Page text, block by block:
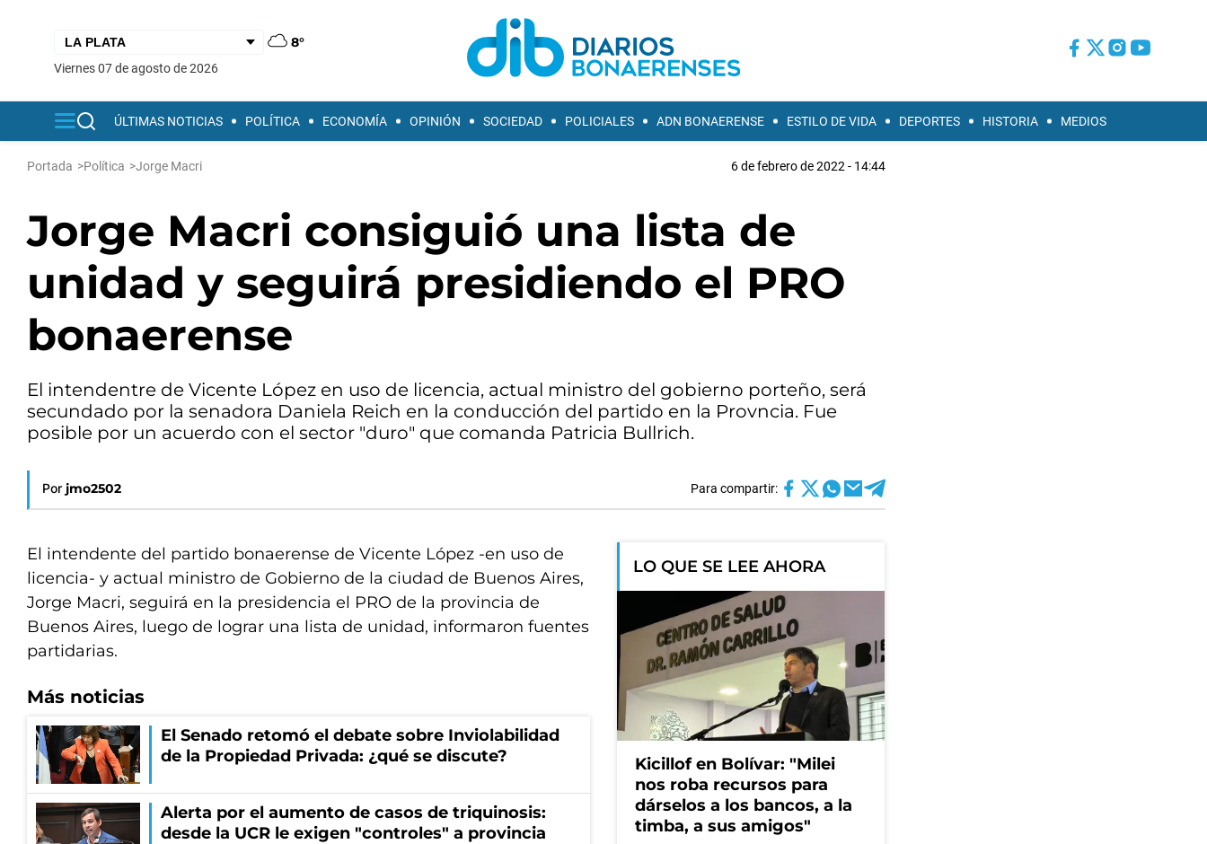
8°
viernes 07 de agosto de 2026
ÚLTIMAS NOTICIAS POLÍTICA ECONOMÍA OPINIÓN SOCIEDAD POLICIALES ADN BONAERENSE ESTILO DE VIDA DEPORTES HISTORIA MEDIOS
Portada >Política >Jorge Macri 6 de febrero de 2022 - 14:44
Jorge Macri consiguió una lista de
unidad y seguirá presidiendo el PRO
bonaerense
El intendentre de Vicente López en uso de licencia, actual ministro del gobierno porteño, será
secundado por la senadora Daniela Reich en la conducción del partido en la Provncia. Fue
posible por un acuerdo con el sector "duro" que comanda Patricia Bullrich.
Por jmo2502 Para compartir:
El intendente del partido bonaerense de Vicente López -en uso de
licencia- y actual ministro de Gobierno de la ciudad de Buenos Aires,
Jorge Macri, seguirá en la presidencia el PRO de la provincia de
Buenos Aires, luego de lograr una lista de unidad, informaron fuentes
partidarias.
Más noticias
El Senado retomó el debate sobre Inviolabilidad
de la Propiedad Privada: ¿qué se discute?
Alerta por el aumento de casos de triquinosis:
desde la UCR le exigen "controles" a provincia
LO QUE SE LEE AHORA
Kicillof en Bolívar: "Milei
nos roba recursos para
dárselos a los bancos, a la
timba, a sus amigos"